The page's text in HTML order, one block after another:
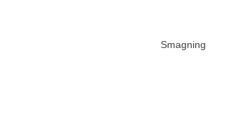
Smagning